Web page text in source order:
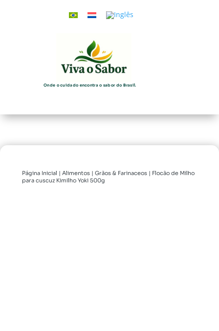
Onde o cuidado encontra o sabor do Brasil.
Página Inicial | Alimentos| Grãos & Farinaceos| Flocão de Milho
para cuscuz Kimilho Yoki 500g